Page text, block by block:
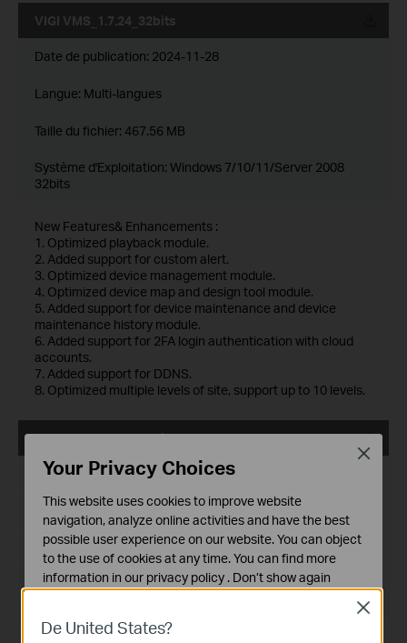
VIGI VMS_1.7.24_32bits
Date de publication: 2024-11-28
Langue: Multi-langues
Taille du fichier: 467.56 MB
Système d'Exploitation: Windows 7/10/11/Server 2008
32bits
New Features& Enhancements :
1. Optimized playback module.
2. Added support for custom alert.
3. Optimized device management module.
4. Optimized device map and design tool module.
5. Added support for device maintenance and device
maintenance history module.
6. Added support for 2FA login authentication with cloud
accounts.
7. Added support for DDNS.
8. Optimized multiple levels of site, support up to 10 levels.
VIGI VMS_1.7.24_64bits
Date de publication:2024-11-28
Langue:Multi-langues
Taille du fichier:530.77 MB
Système d'Exploitation: Windows 7/10/11/Server 2008
De United States?
Close
Your Privacy Choices
This website uses cookies to improve website
navigation, analyze online activities and have the best
possible user experience on our website. You can object
to the use of cookies at any time. You can find more
information in our privacy policy . Don’t show again
Ces cookies sont nécessaires au fonctionnement du
Close